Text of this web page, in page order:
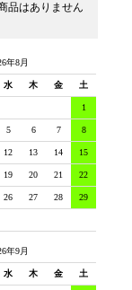
品はありません
年8月
水 木 金 土
1
5 6 7 8
12 13 14 15
19 20 21 22
26 27 28 29
年9月
水 木 金 土